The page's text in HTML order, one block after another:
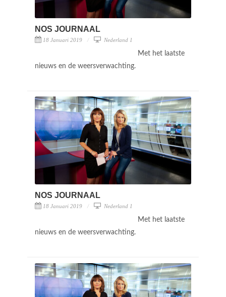
NOS JOURNAAL
18 Januari 2019 Nederland 1
Met het laatste
nieuws en de weersverwachting.
NOS JOURNAAL
18 Januari 2019 Nederland 1
Met het laatste
nieuws en de weersverwachting.